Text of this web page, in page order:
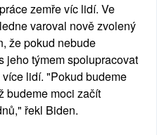
zemře víc lidí. Ve
varoval nově zvolený
že pokud nebude
jeho týmem spolupracovat
lidí. "Pokud budeme
budeme moci začít
řekl Biden.